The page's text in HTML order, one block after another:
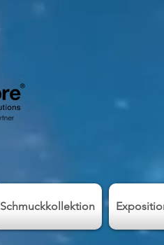
Schmuckkollektion